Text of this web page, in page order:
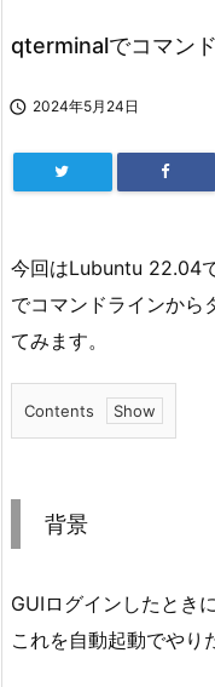
qterminalでコマン
 2024年5月24日
今回はLubuntu 22.04
でコマンドラインから
てみます。
Contents
1.
2.
的
3.
背景
GUIログインしたとき
これを自動起動でやり